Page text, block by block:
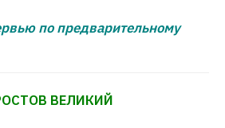
по предварительному
ВЕЛИКИЙ